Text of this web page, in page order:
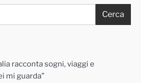
Cerca
racconta sogni, viaggi e
mi guarda”